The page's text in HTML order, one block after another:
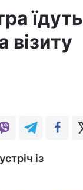
їдуть
візиту
із